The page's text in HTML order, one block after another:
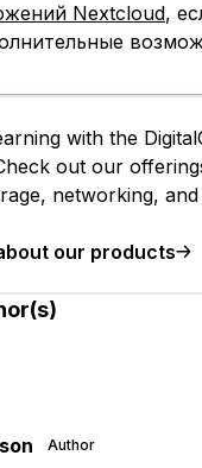
Nextcloud,
with the
out our
networking, and
our products
Author